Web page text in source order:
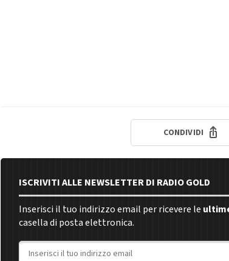
CONDIVIDI
ISCRIVITI ALLE NEWSLETTER DI RADIO GOLD
Inserisci il tuo indirizzo email per ricevere le
casella di posta elettronica.
Indirizzo email